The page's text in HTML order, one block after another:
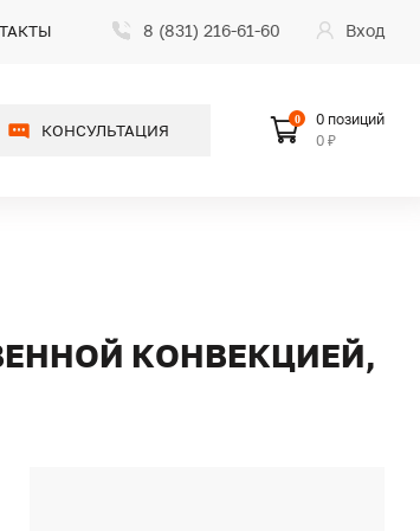
8 (831) 216-61-60 Вход
КОНСУЛЬТАЦИЯ
0
0 позиций
0 ₽
КОНВЕКЦИЕЙ,